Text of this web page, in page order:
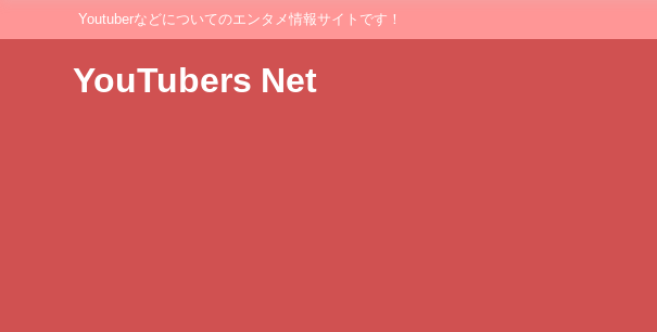
Youtuberなどについてのエンタメ情報サイトです！
YouTubers Net